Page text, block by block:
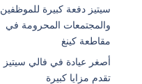
سيتيز دفعة كبيرة للموظفين
والمجتمعات المحرومة في
مقاطعة كينغ
أصغر عيادة في فالي سيتيز
تقدم مزايا كبيرة